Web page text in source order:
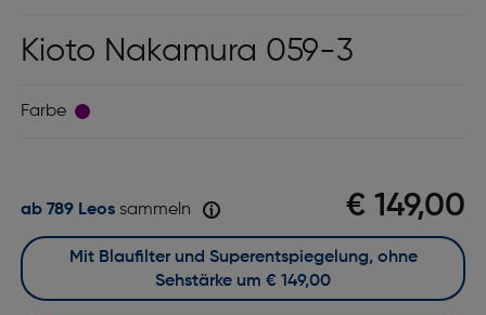
Kioto Nakamura 059-3
Farbe
€ 149,00
ab 789 Leossammeln
Mit Blaufilter und Superentspiegelung, ohne
Sehstärke um € 149,00